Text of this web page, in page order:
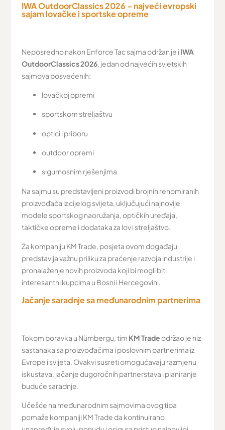
IWA OutdoorClassics 2026 – najveći evropski
sajam lovačke i sportske opreme
Neposredno nakon Enforce Tac sajma održan je i IWA
OutdoorClassics 2026, jedan od najvećih svjetskih
sajmova posvećenih:
lovačkoj opremi
sportskom streljaštvu
optici i priboru
outdoor opremi
sigurnosnim rješenjima
Na sajmu su predstavljeni proizvodi brojnih renomiranih
proizvođača iz cijelog svijeta, uključujući najnovije
modele sportskog naoružanja, optičkih uređaja,
taktičke opreme i dodataka za lov i streljaštvo.
Za kompaniju KM Trade, posjeta ovom događaju
predstavlja važnu priliku za praćenje razvoja industrije i
pronalaženje novih proizvoda koji bi mogli biti
interesantni kupcima u Bosni i Hercegovini.
Jačanje saradnje sa međunarodnim partnerima
Tokom boravka u Nürnbergu, tim KM Tradeodržao je niz
sastanaka sa proizvođačima i poslovnim partnerima iz
Evrope i svijeta. Ovakvi susreti omogućavaju razmjenu
iskustava, jačanje dugoročnih partnerstava i planiranje
buduće saradnje.
Učešće na međunarodnim sajmovima ovog tipa
pomaže kompaniji KM Trade da kontinuirano